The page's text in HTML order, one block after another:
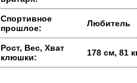
Спортивное
прошлое:
Любитель
Рост, Вес, Хват
клюшки:
178 см, 81